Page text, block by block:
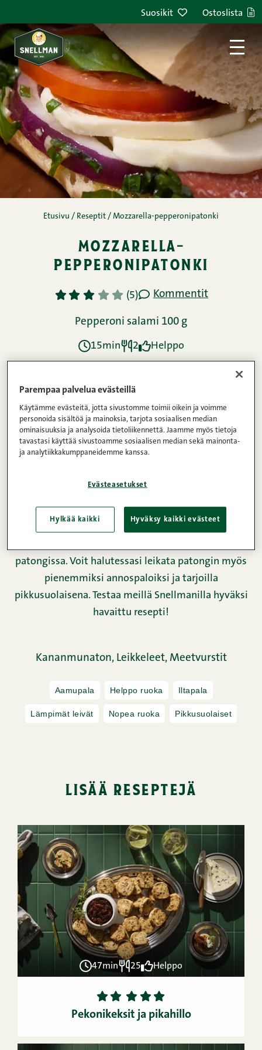
Suosikit Ostoslista
Etusivu / Reseptit / Mozzarella-pepperonipatonki
mozzarella-
pepperonipatonki
1 2 3 4 5 (5) Kommentit
Pepperoni salami 100 g
15min 2 Helppo
Ainekset
Ohje
Ravintosisältö
patongissa. Voit halutessasi leikata patongin myös
pienemmiksi annospaloiksi ja tarjoilla
pikkusuolaisena. Testaa meillä Snellmanilla hyväksi
havaittu resepti!
Kananmunaton, Leikkeleet, Meetvurstit
Aamupala Helppo ruoka Iltapala
Lämpimät leivät Nopea ruoka Pikkusuolaiset
lisää reseptejä
47min 25 Helppo
1 2 3 4
5
Pekonikeksit ja pikahillo
Parempaa palvelua evästeillä
Käytämme evästeitä, jotta sivustomme toimii oikein ja voimme
personoida sisältöä ja mainoksia, tarjota sosiaalisen median
ominaisuuksia ja analysoida tietoliikennettä. Jaamme myös tietoja
tavastasi käyttää sivustoamme sosiaalisen median sekä mainonta-
ja analytiikkakumppaneidemme kanssa.
Evästeasetukset
Hylkää kaikki Hyväksy kaikki evästeet